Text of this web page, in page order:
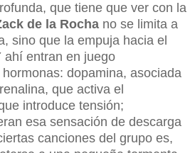
que tiene que ver con la
de la Rocha no se limita a
sino que la empuja hacia el
ahí entran en juego
dopamina, asociada
que activa el
introduce tensión;
esa sensación de descarga
canciones del grupo es,